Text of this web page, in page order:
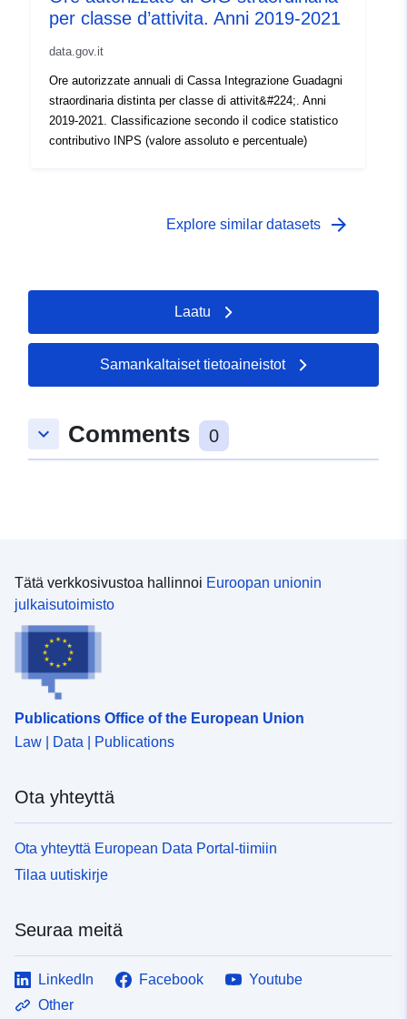
per classe d’attivita. Anni 2019-2021
data.gov.it
Ore autorizzate annuali di Cassa Integrazione Guadagni
straordinaria distinta per classe di attivit&#224;. Anni
2019-2021. Classificazione secondo il codice statistico
contributivo INPS (valore assoluto e percentuale)
Explore similar datasets arrow_forward
Laatu
Samankaltaiset tietoaineistot
keyboard_arrow_down Comments 0
Tätä verkkosivustoa hallinnoi Euroopan unionin
julkaisutoimisto
Publications Office of the European Union
Law | Data | Publications
Ota yhteyttä
Ota yhteyttä European Data Portal-tiimiin
Tilaa uutiskirje
Seuraa meitä
LinkedIn Facebook
Youtube
Other